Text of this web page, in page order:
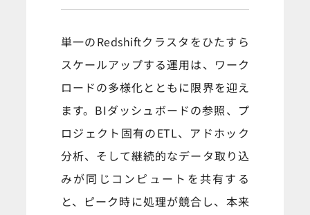
単一のRedshiftクラスタをひたすら
スケールアップする運用は、ワーク
ロードの多様化とともに限界を迎え
ます。BIダッシュボードの参照、プ
ロジェクト固有のETL、アドホック
分析、そして継続的なデータ取り込
みが同じコンピュートを共有する
と、ピーク時に処理が競合し、本来